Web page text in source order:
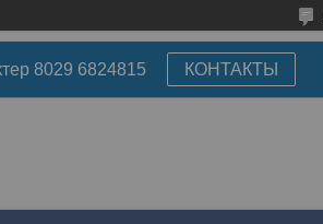
8029 6824815 КОНТАКТЫ